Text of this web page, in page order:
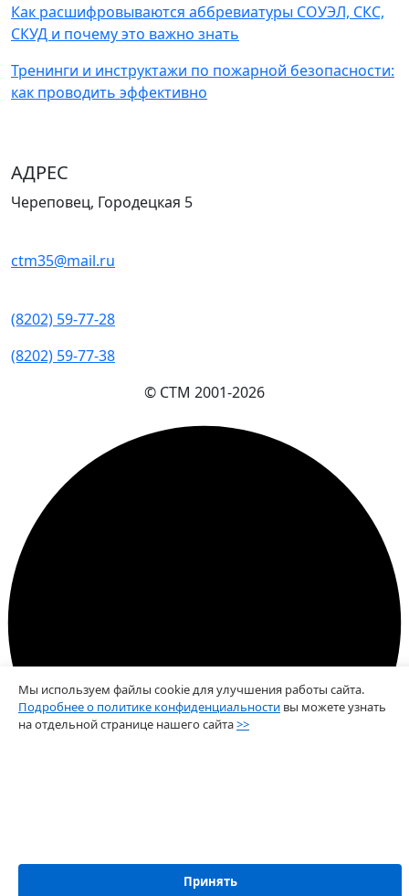
Как расшифровываются аббревиатуры СОУЭЛ, СКС,
СКУД и почему это важно знать
Тренинги и инструктажи по пожарной безопасности:
как проводить эффективно
АДРЕС
Череповец, Городецкая 5
ctm35@mail.ru
(8202) 59-77-28
(8202) 59-77-38
© СТМ 2001-2026
Мы используем файлы cookie для улучшения работы сайта.
Подробнее о политике конфиденциальности вы можете узнать
на отдельной странице нашего сайта>>
Принять